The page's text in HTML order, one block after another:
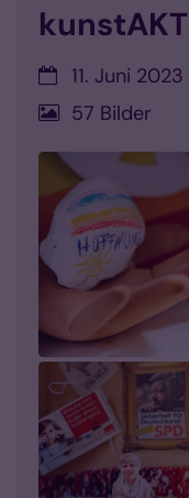
Datum:11. Juni 2023
57 Bilder